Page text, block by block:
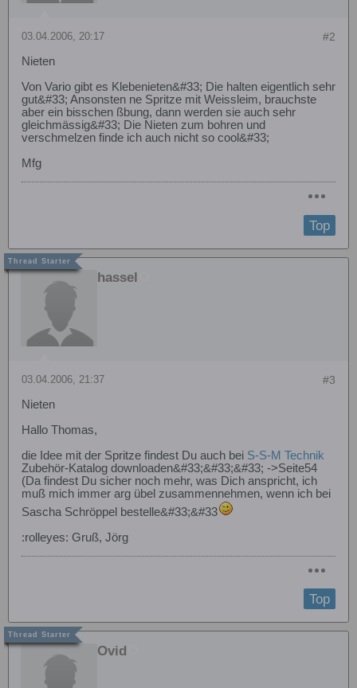
#2
03.04.2006, 20:17
Nieten
Von Vario gibt es Klebenieten&#33; Die halten eigentlich sehr
gut&#33; Ansonsten ne Spritze mit Weissleim, brauchste
aber ein bisschen ßbung, dann werden sie auch sehr
gleichmässig&#33; Die Nieten zum bohren und
verschmelzen finde ich auch nicht so cool&#33;
Mfg
Top
hassel
#3
03.04.2006, 21:37
Nieten
Hallo Thomas,
die Idee mit der Spritze findest Du auch bei S-S-M Technik
Zubehör-Katalog downloaden&#33;&#33;&#33; ->Seite54
(Da findest Du sicher noch mehr, was Dich anspricht, ich
muß mich immer arg übel zusammennehmen, wenn ich bei
Sascha Schröppel bestelle&#33;&#33
:rolleyes: Gruß, Jörg
Top
Ovid